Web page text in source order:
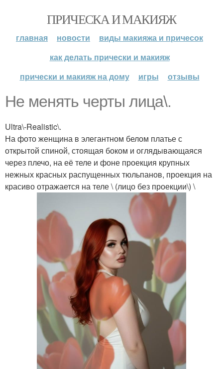
ПРИЧЕСКА И МАКИЯЖ
главная новости
виды макияжа и причесок
как делать прически и макияж
прически и макияж на дому
игры отзывы
Не менять черты лица\.
Ultra\-Realistic\.
На фото женщина в элегантном белом платье с
открытой спиной, стоящая боком и оглядывающаяся
через плечо, на её теле и фоне проекция крупных
нежных красных распущенных тюльпанов, проекция на
красиво отражается на теле \ (лицо без проекции\) \